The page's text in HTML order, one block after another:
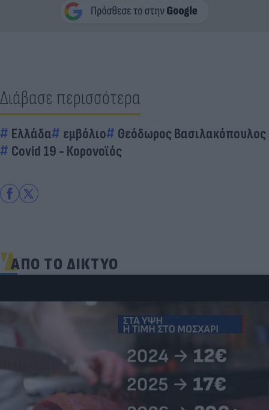
Διάβασε περισσότερα
Ελλάδα εμβόλιο
Θεόδωρος Βασιλακόπουλος
Covid 19 - Κορονοϊός
ΑΠΟ ΤΟ ΔΙΚΤΥΟ